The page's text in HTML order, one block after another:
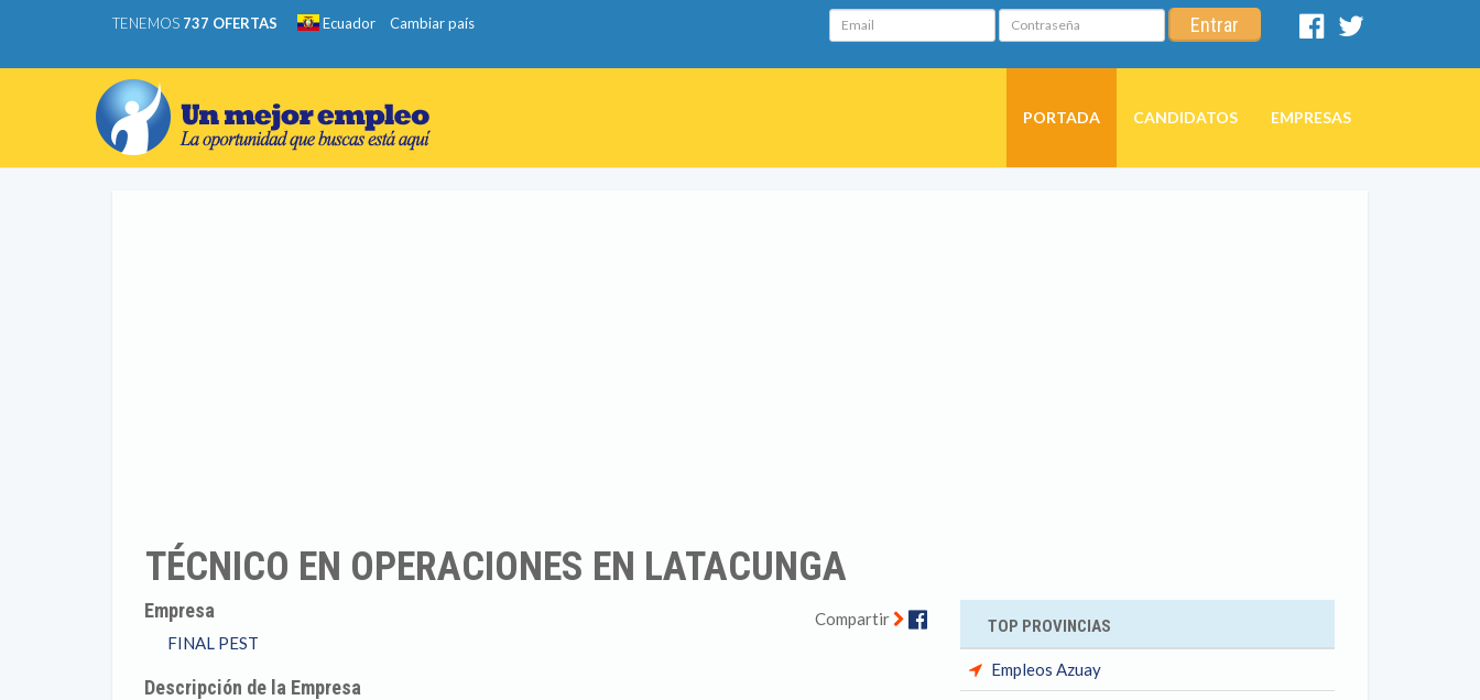
TENEMOS 737 OFERTAS Ecuador Cambiar país Email Contraseña Entrar
Facebook
PORTADA CANDIDATOS EMPRESAS
TÉCNICO EN OPERACIONES EN LATACUNGA
Compartir Facebook
Empresa
FINAL PEST
Descripción de la Empresa
TOP PROVINCIAS
Empleos Azuay